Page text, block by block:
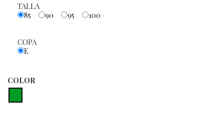
TALLA
85
90 95 100
COPA
E
COLOR